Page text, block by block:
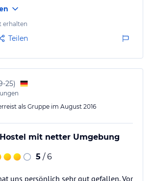
erhalten
Teilen
25)
als Gruppe im August 2016
mit netter Umgebung
5 / 6
uns persönlich sehr gut gefallen. Vor